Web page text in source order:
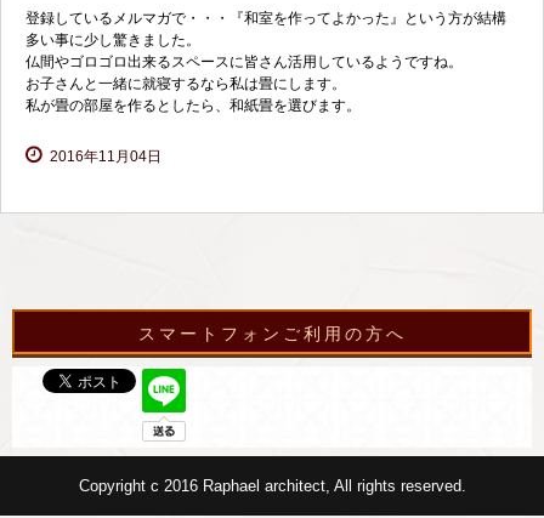
登録しているメルマガで・・・『和室を作ってよかった』という方が結構
多い事に少し驚きました。
仏間やゴロゴロ出来るスペースに皆さん活用しているようですね。
お子さんと一緒に就寝するなら私は畳にします。
私が畳の部屋を作るとしたら、和紙畳を選びます。
2016年11月04日
スマートフォンご利用の方へ
Copyright c 2016 Raphael architect, All rights reserved.